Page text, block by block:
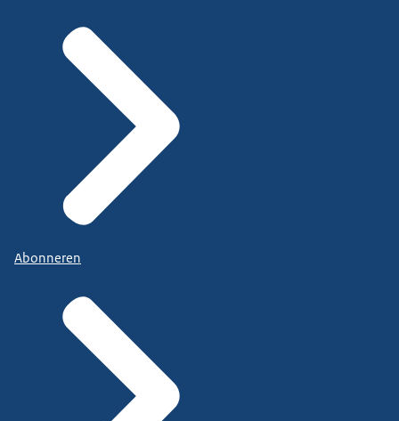
Abonneren